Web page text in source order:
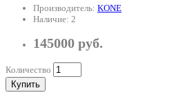
Производитель: KONE
Наличие: 2
145000 руб.
Количество
Купить